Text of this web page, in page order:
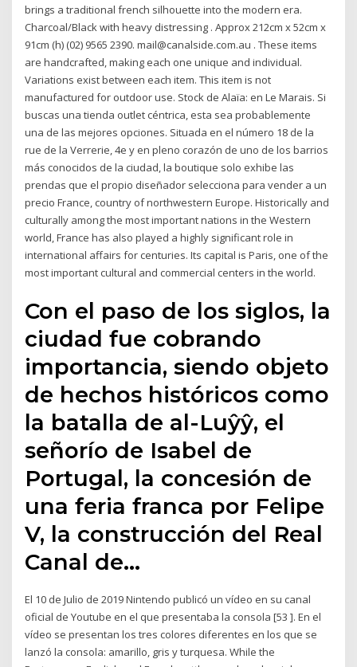
brings a traditional french silhouette into the modern era.
Charcoal/Black with heavy distressing . Approx 212cm x 52cm x
91cm (h) (02) 9565 2390. mail@canalside.com.au . These items
are handcrafted, making each one unique and individual.
Variations exist between each item. This item is not
manufactured for outdoor use. Stock de Alaïa: en Le Marais. Si
buscas una tienda outlet céntrica, esta sea probablemente
una de las mejores opciones. Situada en el número 18 de la
rue de la Verrerie, 4e y en pleno corazón de uno de los barrios
más conocidos de la ciudad, la boutique solo exhibe las
prendas que el propio diseñador selecciona para vender a un
precio France, country of northwestern Europe. Historically and
culturally among the most important nations in the Western
world, France has also played a highly significant role in
international affairs for centuries. Its capital is Paris, one of the
most important cultural and commercial centers in the world.
Con el paso de los siglos, la
ciudad fue cobrando
importancia, siendo objeto
de hechos históricos como
la batalla de al-Luŷŷ, el
señorío de Isabel de
Portugal, la concesión de
una feria franca por Felipe
V, la construcción del Real
Canal de…
El 10 de Julio de 2019 Nintendo publicó un vídeo en su canal
oficial de Youtube en el que presentaba la consola [53 ]. En el
vídeo se presentan los tres colores diferentes en los que se
lanzó la consola: amarillo, gris y turquesa. While the